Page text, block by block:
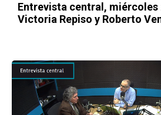
Entrevista central, miércoles
Victoria Repiso y Roberto